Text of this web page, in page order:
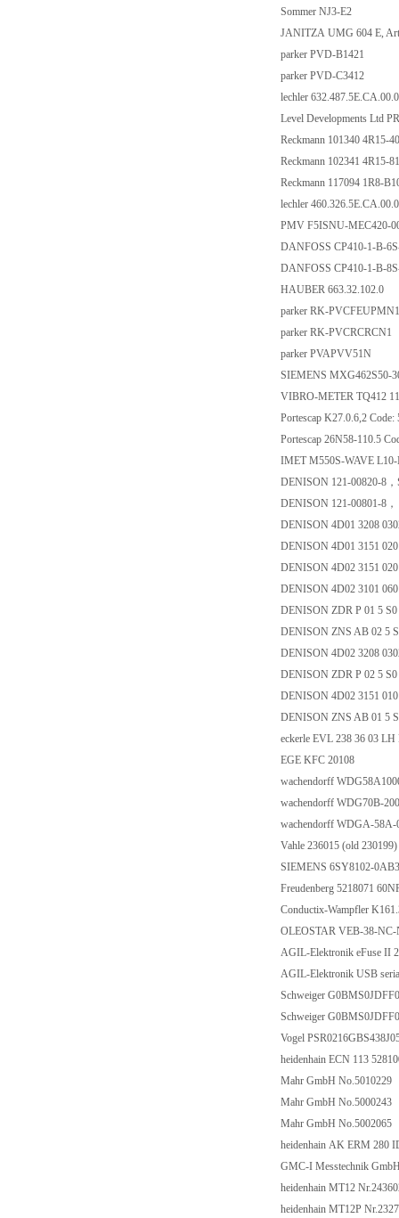
Sommer NJ3-E2
JANITZA UMG 604 E,
parker PVD-B1421
parker PVD-C3412
lechler 632.487.5E.CA.00.0
Level Developments Ltd
Reckmann 101340 4R15-
Reckmann 102341 4R15-
Reckmann 117094 1R8-
lechler 460.326.5E.CA.00.0
PMV F5ISNU-MEC420-
DANFOSS CP410-1-B-
DANFOSS CP410-1-B-
HAUBER 663.32.102.0
parker RK-PVCFEUPMN1
parker RK-PVCRCRCN1
parker PVAPVV51N
SIEMENS MXG462S50-
VIBRO-METER TQ412
Portescap K27.0.6,2 Code:
Portescap 26N58-110.5
IMET M550S-WAVE
DENISON 121-00820-8
DENISON 121-00801-8
DENISON 4D01 3208
DENISON 4D01 3151
DENISON 4D02 3151
DENISON 4D02 3101
DENISON ZDR P 01 5
DENISON ZNS AB 02 5
DENISON 4D02 3208
DENISON ZDR P 02 5
DENISON 4D02 3151
DENISON ZNS AB 01 5
eckerle EVL 238 36 03
EGE KFC 20108
wachendorff
wachendorff WDG70B-
wachendorff WDGA-
Vahle 236015 (old 230199)
SIEMENS 6SY8102-
Freudenberg 5218071
Conductix-Wampfler
OLEOSTAR VEB-38-
AGIL-Elektronik eFuse II
AGIL-Elektronik USB
Schweiger
Schweiger
Vogel
heidenhain ECN 113
Mahr GmbH No.5010229
Mahr GmbH No.5000243
Mahr GmbH No.5002065
heidenhain AK ERM 280
GMC-I Messtechnik
heidenhain MT12
heidenhain MT12P